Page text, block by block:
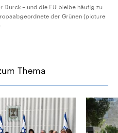
Durck – und die EU bleibe häufig zu
der Grünen (picture
Thema